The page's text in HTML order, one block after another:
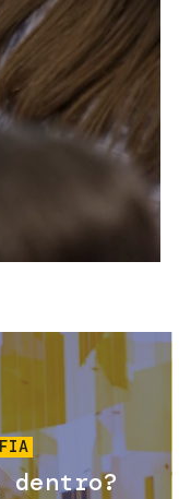
dentro?